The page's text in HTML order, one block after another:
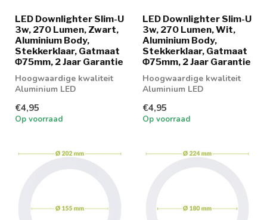
LED Downlighter Slim-U
3w, 270 Lumen, Zwart,
Aluminium Body,
Stekkerklaar, Gatmaat
Φ75mm, 2 Jaar Garantie
Hoogwaardige kwaliteit
Aluminium LED
lichtkleuren
€4,95
Op voorraad
LED Downlighter Slim-U
3w, 270 Lumen, Wit,
Aluminium Body,
Stekkerklaar, Gatmaat
Φ75mm, 2 Jaar Garantie
Hoogwaardige kwaliteit
Aluminium LED
lichtkleuren
€4,95
Op voorraad